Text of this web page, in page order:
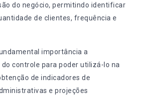
do negócio, permitindo identificar
de clientes, frequência e
importância a
controle para poder utilizá-lo na
de indicadores de
e projeções